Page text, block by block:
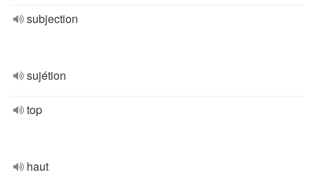
subjection
sujétion
top
haut